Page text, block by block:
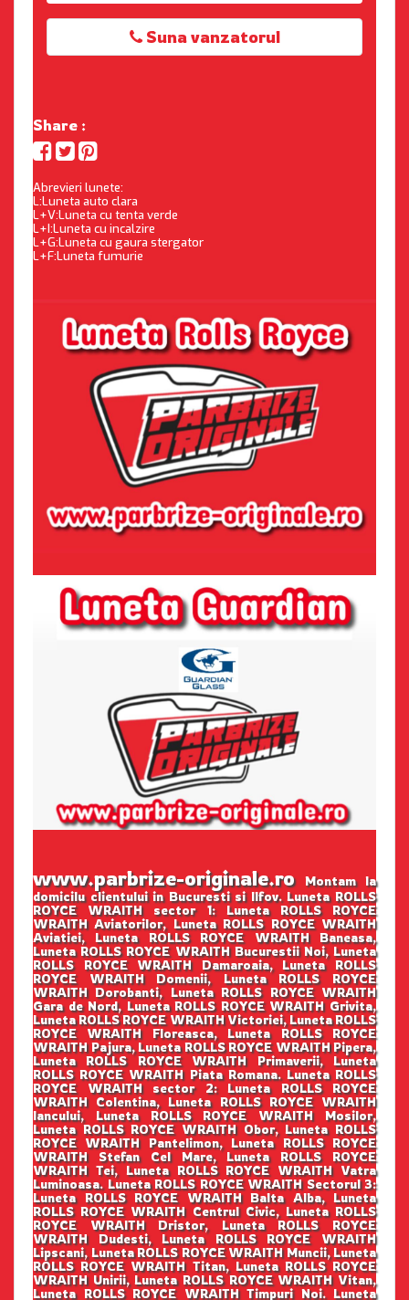
Suna vanzatorul
Share :
Abrevieri lunete:
L:Luneta auto clara
L+V:Luneta cu tenta verde
L+I:Luneta cu incalzire
L+G:Luneta cu gaura stergator
L+F:Luneta fumurie
www.parbrize-originale.roMontam la
domicilu clientului in Bucuresti si Ilfov. Luneta ROLLS
ROYCE WRAITH sector 1: Luneta ROLLS ROYCE
WRAITH Aviatorilor, Luneta ROLLS ROYCE WRAITH
Aviatiei, Luneta ROLLS ROYCE WRAITH Baneasa,
Luneta ROLLS ROYCE WRAITH Bucurestii Noi, Luneta
ROLLS ROYCE WRAITH Damaroaia, Luneta ROLLS
ROYCE WRAITH Domenii, Luneta ROLLS ROYCE
WRAITH Dorobanti, Luneta ROLLS ROYCE WRAITH
Gara de Nord, Luneta ROLLS ROYCE WRAITH Grivita,
Luneta ROLLS ROYCE WRAITH Victoriei, Luneta ROLLS
ROYCE WRAITH Floreasca, Luneta ROLLS ROYCE
WRAITH Pajura, Luneta ROLLS ROYCE WRAITH Pipera,
Luneta ROLLS ROYCE WRAITH Primaverii, Luneta
ROLLS ROYCE WRAITH Piata Romana. Luneta ROLLS
ROYCE WRAITH sector 2: Luneta ROLLS ROYCE
WRAITH Colentina, Luneta ROLLS ROYCE WRAITH
Iancului, Luneta ROLLS ROYCE WRAITH Mosilor,
Luneta ROLLS ROYCE WRAITH Obor, Luneta ROLLS
ROYCE WRAITH Pantelimon, Luneta ROLLS ROYCE
WRAITH Stefan Cel Mare, Luneta ROLLS ROYCE
WRAITH Tei, Luneta ROLLS ROYCE WRAITH Vatra
Luminoasa. Luneta ROLLS ROYCE WRAITH Sectorul 3:
Luneta ROLLS ROYCE WRAITH Balta Alba, Luneta
ROLLS ROYCE WRAITH Centrul Civic, Luneta ROLLS
ROYCE WRAITH Dristor, Luneta ROLLS ROYCE
WRAITH Dudesti, Luneta ROLLS ROYCE WRAITH
Lipscani, Luneta ROLLS ROYCE WRAITH Muncii, Luneta
ROLLS ROYCE WRAITH Titan, Luneta ROLLS ROYCE
WRAITH Unirii, Luneta ROLLS ROYCE WRAITH Vitan,
Luneta ROLLS ROYCE WRAITH Timpuri Noi. Luneta